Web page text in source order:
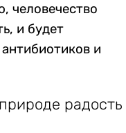
человечество
и будет
и
радость